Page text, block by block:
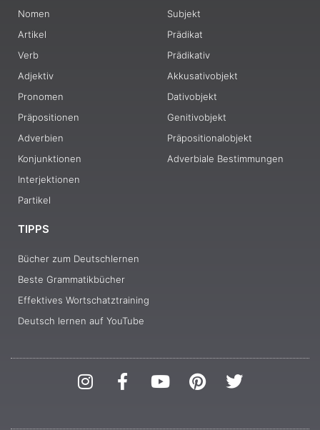
Nomen
Artikel
Verb
Adjektiv
Pronomen
Präpositionen
Adverbien
Konjunktionen
Interjektionen
Partikel
Subjekt
Prädikat
Prädikativ
Akkusativobjekt
Dativobjekt
Genitivobjekt
Präpositionalobjekt
Adverbiale Bestimmungen
TIPPS
Bücher zum Deutschlernen
Beste Grammatikbücher
Effektives Wortschatztraining
Deutsch lernen auf YouTube
I
n
t
F
a
e
Y
o
t
P
i
t
T
w
t